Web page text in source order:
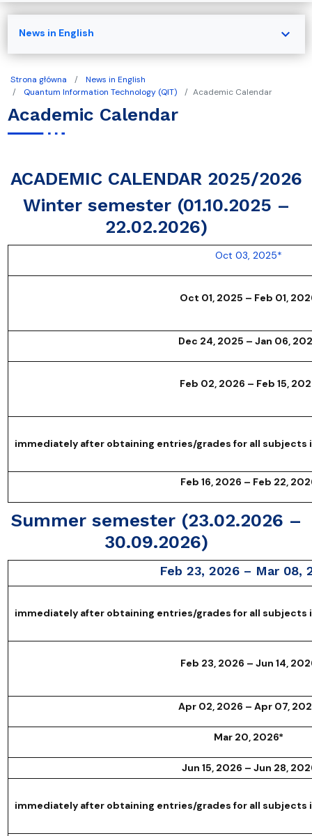
Strona główna
News in English
Quantum Information Technology (QIT)
Academic Calendar
Academic Calendar
ACADEMIC CALENDAR 2025/2026
Winter semester (01.10.2025 –
22.02.2026)
Oct 03, 2025*
Oct 01, 2025 – Feb 01,
Dec 24, 2025 – Jan 06,
Feb 02, 2026 – Feb 15,
immediately after obtaining entries/grades for all
Feb 16, 2026 – Feb 22,
Summer semester (23.02.2026 –
30.09.2026)
Feb 23, 2026 – Mar 08,
immediately after obtaining entries/grades for all
Feb 23, 2026 – Jun 14,
Apr 02, 2026 – Apr 07,
Mar 20, 2026*
Jun 15, 2026 – Jun 28,
immediately after obtaining entries/grades for all
News in English expand_more